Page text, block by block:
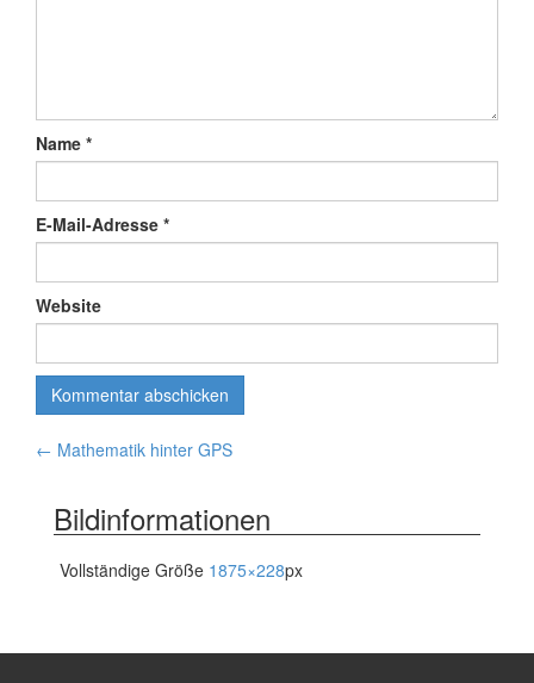
Name *
E-Mail-Adresse *
Website
Artikelnavigation
← Mathematik hinter GPS
Bildinformationen
Vollständige Größe 1875×228px